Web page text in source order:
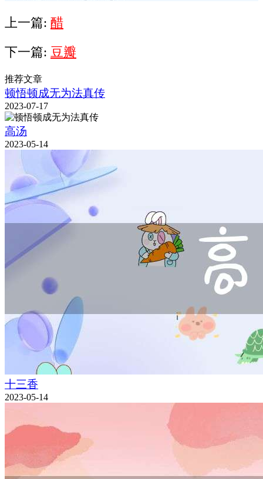
上一篇: 醋
下一篇: 豆瓣
推荐文章
顿悟顿成无为法真传
2023-07-17
高汤
2023-05-14
十三香
2023-05-14